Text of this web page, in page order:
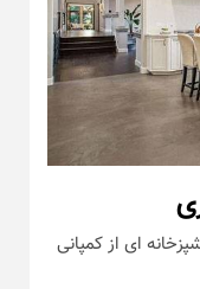
ای از کمپانی